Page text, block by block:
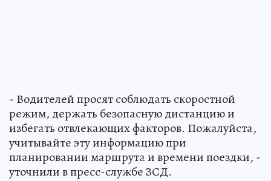
- Водителей просят соблюдать скоростной
режим, держать безопасную дистанцию и
избегать отвлекающих факторов. Пожалуйста,
учитывайте эту информацию при
планировании маршрута и времени поездки, -
уточнили в пресс-службе ЗСД.